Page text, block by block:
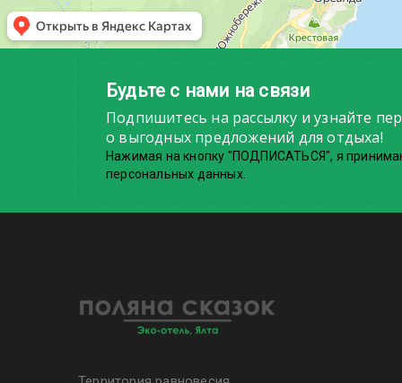
Будьте с нами на связи
Подпишитесь на рассылку и узнайте
о выгодных предложений для отдыха!
Нажимая на кнопку "ПОДПИСАТЬСЯ", я
персональных данных.